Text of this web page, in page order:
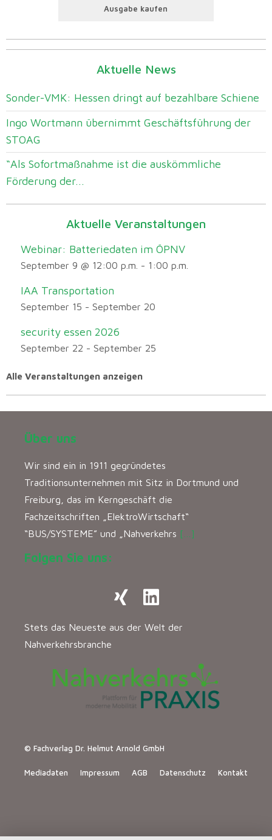
Ausgabe kaufen
Aktuelle News
Sonder-VMK: Hessen dringt auf bezahlbare Schiene
Ingo Wortmann übernimmt Geschäftsführung der
STOAG
“Als Sofortmaßnahme ist die auskömmliche
Förderung der...
Aktuelle Veranstaltungen
Webinar: Batteriedaten im ÖPNV
September 9 @ 12:00 p.m. - 1:00 p.m.
IAA Transportation
September 15 - September 20
security essen 2026
September 22 - September 25
Alle Veranstaltungen anzeigen
Über uns
Wir sind ein in 1911 gegründetes
Traditionsunternehmen mit Sitz in Dortmund und
Freiburg, das im Kerngeschäft die
Fachzeitschriften „ElektroWirtschaft“
“BUS/SYSTEME” und „Nahverkehrs […]
Folgen Sie uns:
Stets das Neueste aus der Welt der
Nahverkehrsbranche
© Fachverlag Dr. Helmut Arnold GmbH
Mediadaten Impressum AGB Datenschutz Kontakt